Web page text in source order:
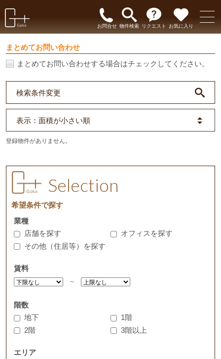
お問合せ 物件検索 リクエスト お気に入り
まとめてお問い合わせ
まとめてお問い合わせする場合はチェックしてください。
検索条件変更
表示 ：面積が小さい順
登録物件がありません。
Selection
希望条件で探す
業種
店舗を探す
オフィスを探す
その他（住居等）を探す
賃料
～
階数
地下
1階
2階
3階以上
エリア